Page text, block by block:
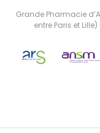
Grande Pharmacie
entre Paris et